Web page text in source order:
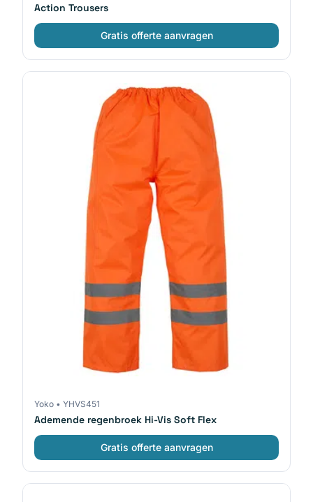
Action Trousers
Gratis offerte aanvragen
Yoko • YHVS451
Ademende regenbroek Hi-Vis Soft Flex
Gratis offerte aanvragen